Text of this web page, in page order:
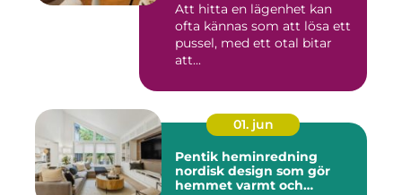
Att hitta en lägenhet kan
ofta kännas som att lösa ett
pussel, med ett otal bitar
att...
01. jun
Pentik heminredning
nordisk design som gör
hemmet varmt och